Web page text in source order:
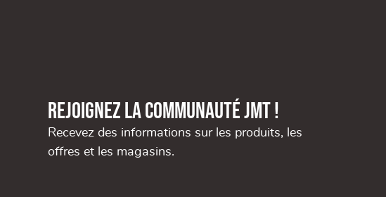
Rejoignez la communauté JMT !
Recevez des informations sur les produits, les
offres et les magasins.